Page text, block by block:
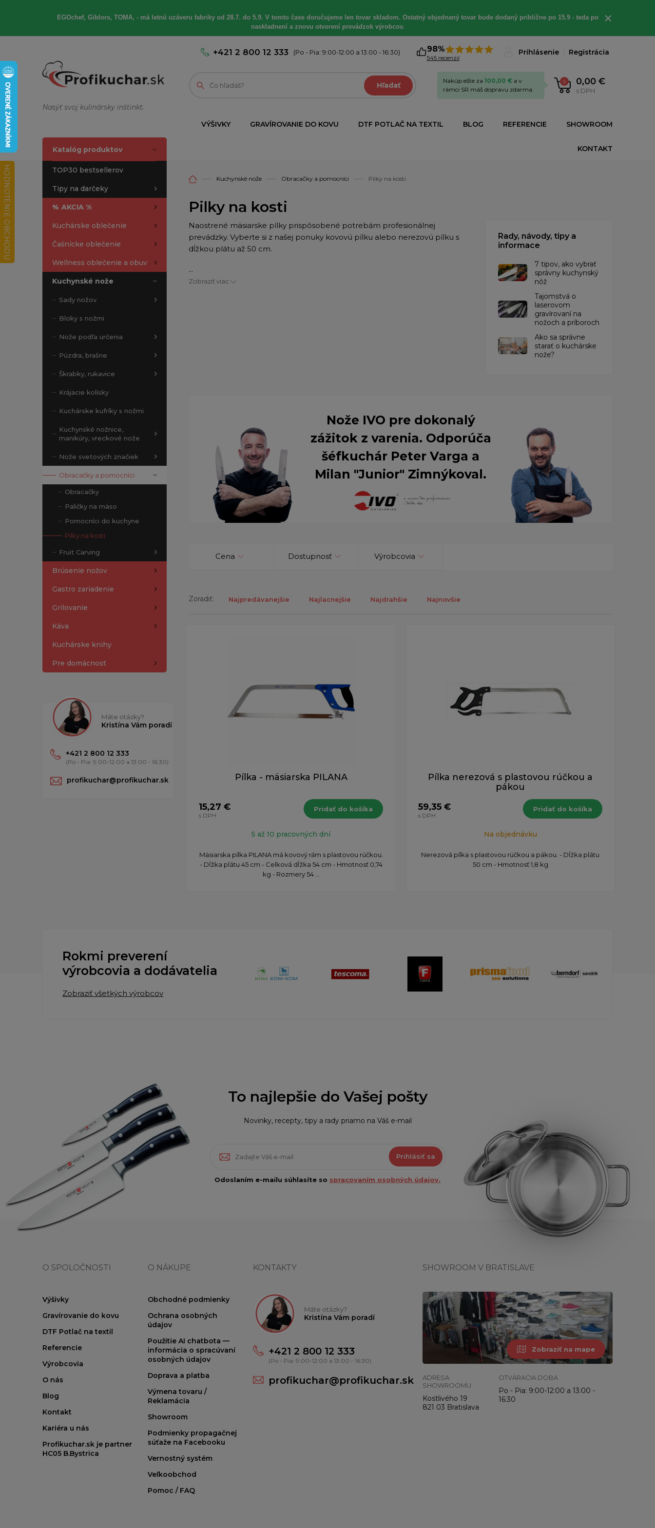
EGOchef, Giblors, TOMA, - má letnú uzáveru fabriky od 28.7. do 5.9. V tomto čase doručujeme len tovar skladom. Ostatný objednaný tovar bude dodaný približne po 15.9 - teda po
naskladnení a znovu otvorení prevádzok výrobcov.
×
Nasýť svoj kulinársky inštinkt.
+421 2 800 12 333 (Po - Pia: 9:00-12:00 a 13:00 - 16:30) 98%
545 recenzií
Prihlásenie Registrácia
Hľadať 0 0,00 €
s DPH
Nakúp ešte za 100,00 € a v
rámci SR máš dopravu zdarma.
VÝŠIVKY GRAVÍROVANIE DO KOVU DTF POTLAČ NA TEXTIL BLOG REFERENCIE SHOWROOM
KONTAKT
Katalóg produktov
TOP30 bestsellerov
Tipy na darčeky
% AKCIA %
Kuchárske oblečenie
Čašnícke oblečenie
Wellness oblečenie a obuv
Kuchynské nože
Sady nožov
Bloky s nožmi
Nože podľa určenia
Púzdra, brašne
Škrabky, rukavice
Krájacie kolísky
Kuchárske kufríky s nožmi
Kuchynské nožnice,
manikúry, vreckové nože
Nože svetových značiek
Obracačky a pomocníci
Obracačky
Paličky na mäso
Pomocníci do kuchyne
Pilky na kosti
Fruit Carving
Brúsenie nožov
Gastro zariadenie
Grilovanie
Káva
Kuchárske knihy
Pre domácnosť
Máte otázky?
Kristína Vám poradí
+421 2 800 12 333
(Po - Pia: 9:00-12:00 a 13:00 - 16:30)
profikuchar@profikuchar.sk
Kuchynské nože Obracačky a pomocníci Pilky na kosti
Pilky na kosti
Naostrené mäsiarske pílky prispôsobené potrebám profesionálnej
prevádzky. Vyberte si z našej ponuky kovovú pílku alebo nerezovú pílku s
dĺžkou plátu až 50 cm.
...
Zobraziť viac
Rady, návody, tipy a
informace
7 tipov, ako vybrať
správny kuchynský
nôž
Tajomstvá o
laserovom
gravírovaní na
nožoch a príboroch
Ako sa správne
starať o kuchárske
nože?
Nože IVO pre dokonalý
zážitok z varenia. Odporúča
šéfkuchár Peter Varga a
Milan "Junior" Zimnýkoval.
Cena Dostupnosť Výrobcovia
Zoradiť: Najpredávanejšie Najlacnejšie Najdrahšie Najnovšie
Pílka - mäsiarska PILANA
15,27 €
s DPH
Pridať do košíka
5 až 10 pracovných dní
​Mäsiarska pílka PILANA má kovový rám s plastovou rúčkou.
- Dĺžka plátu 45 cm - Celková dĺžka 54 cm - Hmotnosť 0,74
kg - Rozmery 54 ...
Pílka nerezová s plastovou rúčkou a
pákou
59,35 €
s DPH
Pridať do košíka
Na objednávku
Nerezová pílka s plastovou rúčkou a pákou. - Dĺžka plátu
50 cm - Hmotnosť 1,8 kg
Rokmi preverení
výrobcovia a dodávatelia
Zobraziť všetkých výrobcov
To najlepšie do Vašej pošty
Novinky, recepty, tipy a rady priamo na Váš e-mail
Prihlásiť sa
Odoslaním e-mailu súhlasíte so spracovaním osobných údajov.
O SPOLOČNOSTI
Výšivky
Gravírovanie do kovu
DTF Potlač na textil
Referencie
Výrobcovia
O nás
Blog
Kontakt
Kariéra u nás
Profikuchar.sk je partner
HC05 B.Bystrica
O NÁKUPE
Obchodné podmienky
Ochrana osobných
údajov
Použitie AI chatbota —
informácia o spracúvaní
osobných údajov
Doprava a platba
Výmena tovaru /
Reklamácia
Showroom
Podmienky propagačnej
súťaže na Facebooku
Vernostný systém
Veľkoobchod
Pomoc / FAQ
KONTAKTY
Máte otázky?
Kristína Vám poradí
+421 2 800 12 333
(Po - Pia: 9:00-12:00 a 13:00 - 16:30)
profikuchar@profikuchar.sk
SHOWROOM V BRATISLAVE
Zobraziť na mape
ADRESA
SHOWROOMU
Kostlivého 19
821 03 Bratislava
OTVÁRACIA DOBA
Po - Pia: 9:00-12:00 a 13:00 -
16:30
HODNOTENIE OBCHODU